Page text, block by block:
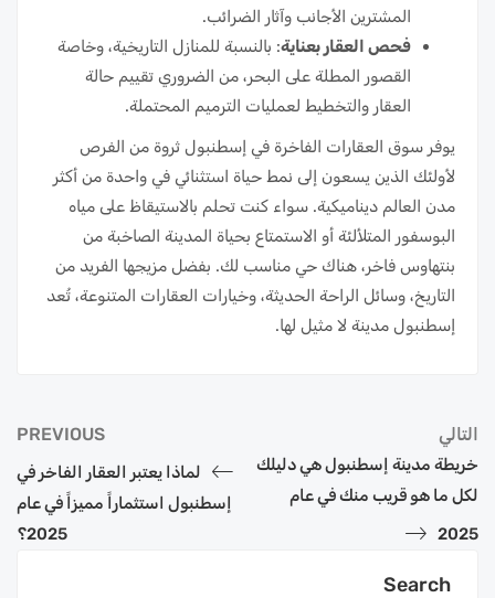
المشترين الأجانب وآثار الضرائب.
فحص العقار بعناية: بالنسبة للمنازل التاريخية، وخاصة
القصور المطلة على البحر، من الضروري تقييم حالة
العقار والتخطيط لعمليات الترميم المحتملة.
يوفر سوق العقارات الفاخرة في إسطنبول ثروة من الفرص
لأولئك الذين يسعون إلى نمط حياة استثنائي في واحدة من أكثر
مدن العالم ديناميكية. سواء كنت تحلم بالاستيقاظ على مياه
البوسفور المتلألئة أو الاستمتاع بحياة المدينة الصاخبة من
بنتهاوس فاخر، هناك حي مناسب لك. بفضل مزيجها الفريد من
التاريخ، وسائل الراحة الحديثة، وخيارات العقارات المتنوعة، تُعد
إسطنبول مدينة لا مثيل لها.
PREVIOUS
لماذا يعتبر العقار الفاخر في
إسطنبول استثماراً مميزاً في عام
2025؟
التالي
خريطة مدينة إسطنبول هي دليلك
لكل ما هو قريب منك في عام
2025
Search